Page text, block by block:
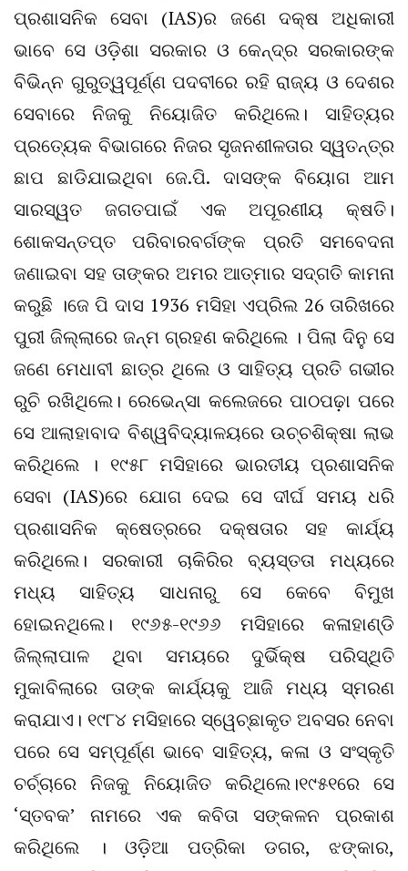
ପ୍ରଶାସନିକ ସେବା (IAS)ର ଜଣେ ଦକ୍ଷ ଅଧିକାରୀ
ଭାବେ ସେ ଓଡ଼ିଶା ସରକାର ଓ କେନ୍ଦ୍ର ସରକାରଙ୍କ
ବିଭିନ୍ନ ଗୁରୁତ୍ୱପୂର୍ଣ୍ଣ ପଦବୀରେ ରହି ରାଜ୍ୟ ଓ ଦେଶର
ସେବାରେ ନିଜକୁ ନିୟୋଜିତ କରିଥିଲେ। ସାହିତ୍ୟର
ପ୍ରତ୍ୟେକ ବିଭାଗରେ ନିଜର ସୃଜନଶୀଳତାର ସ୍ୱତନ୍ତ୍ର
ଛାପ ଛାଡିଯାଇଥିବା ଜେ.ପି. ଦାସଙ୍କ ବିୟୋଗ ଆମ
ସାରସ୍ୱତ ଜଗତପାଇଁ ଏକ ଅପୂରଣୀୟ କ୍ଷତି।
ଶୋକସନ୍ତପ୍ତ ପରିବାରବର୍ଗଙ୍କ ପ୍ରତି ସମବେଦନା
ଜଣାଇବା ସହ ତାଙ୍କର ଅମର ଆତ୍ମାର ସଦ୍‌ଗତି କାମନା
କରୁଛି ।ଜେ ପି ଦାସ 1936 ମସିହା ଏପ୍ରିଲ 26 ତାରିଖରେ
ପୁରୀ ଜିଲ୍ଲାରେ ଜନ୍ମ ଗ୍ରହଣ କରିଥିଲେ । ପିଲା ଦିନୁ ସେ
ଜଣେ ମେଧାବୀ ଛାତ୍ର ଥିଲେ ଓ ସାହିତ୍ୟ ପ୍ରତି ଗଭୀର
ରୁଚି ରଖିଥିଲେ। ରେଭେନ୍ସା କଲେଜରେ ପାଠପଢ଼ା ପରେ
ସେ ଆଲାହାବାଦ ବିଶ୍ୱବିଦ୍ୟାଳୟରେ ଉଚ୍ଚଶିକ୍ଷା ଲାଭ
କରିଥିଲେ । ୧୯୫୮ ମସିହାରେ ଭାରତୀୟ ପ୍ରଶାସନିକ
ସେବା (IAS)ରେ ଯୋଗ ଦେଇ ସେ ଦୀର୍ଘ ସମୟ ଧରି
ପ୍ରଶାସନିକ କ୍ଷେତ୍ରରେ ଦକ୍ଷତାର ସହ କାର୍ଯ୍ୟ
କରିଥିଲେ। ସରକାରୀ ଚାକିରିର ବ୍ୟସ୍ତତା ମଧ୍ୟରେ
ମଧ୍ୟ ସାହିତ୍ୟ ସାଧନାରୁ ସେ କେବେ ବିମୁଖ
ହୋଇନଥିଲେ। ୧୯୬୫-୧୯୬୬ ମସିହାରେ କଳାହାଣ୍ଡି
ଜିଲ୍ଲାପାଳ ଥିବା ସମୟରେ ଦୁର୍ଭିକ୍ଷ ପରିସ୍ଥିତି
ମୁକାବିଲାରେ ତାଙ୍କ କାର୍ଯ୍ୟକୁ ଆଜି ମଧ୍ୟ ସ୍ମରଣ
କରାଯାଏ। ୧୯୮୪ ମସିହାରେ ସ୍ୱେଚ୍ଛାକୃତ ଅବସର ନେବା
ପରେ ସେ ସମ୍ପୂର୍ଣ୍ଣ ଭାବେ ସାହିତ୍ୟ, କଳା ଓ ସଂସ୍କୃତି
ଚର୍ଚ୍ଚାରେ ନିଜକୁ ନିୟୋଜିତ କରିଥିଲେ।୧୯୫୧ରେ ସେ
‘ସ୍ତବକ’ ନାମରେ ଏକ କବିତା ସଙ୍କଳନ ପ୍ରକାଶ
କରିଥିଲେ । ଓଡ଼ିଆ ପତ୍ରିକା ଡଗର, ଝଙ୍କାର,